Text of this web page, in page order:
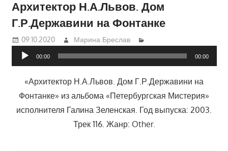
Архитектор Н.А.Львов. Дом
Г.Р.Державини на Фонтанке
09.10.2020 Марина Бреслав
Аудиоплеер
00:00 00:00
«Архитектор Н.А.Львов. Дом Г.Р.Державини на
Фонтанке» из альбома «Петербургская Мистерия»
исполнителя Галина Зеленская. Год выпуска: 2003.
Трек 116. Жанр: Other.